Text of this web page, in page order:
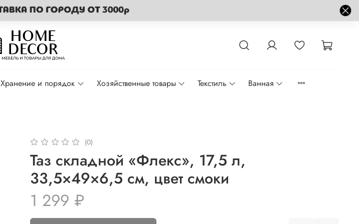
Хранение и порядок Хозяйственные товары Текстиль Ванная
(0)
Таз складной «Флекс», 17,5 л,
33,5×49×6,5 см, цвет смоки
1 299 ₽